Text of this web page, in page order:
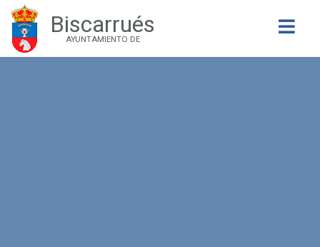
Biscarrués
AYUNTAMIENTO DE